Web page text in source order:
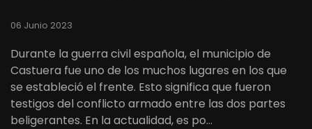
06 Junio 2023
Durante la guerra civil española, el municipio de
Castuera fue uno de los muchos lugares en los que
se estableció el frente. Esto significa que fueron
testigos del conflicto armado entre las dos partes
beligerantes. En la actualidad, es po…